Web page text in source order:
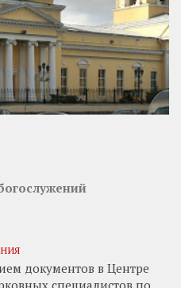
документов в Центре